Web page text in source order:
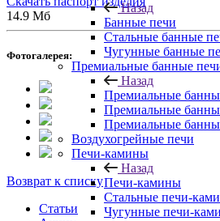
Назад
Банные печи
Стальные банные
Чугунные банные
Премиальные банные
Назад
Премиальные
Премиальные
Премиальные
Воздухогрейные печи
Печи-камины
Назад
Печи-камины
Стальные печи-
Чугунные печи-
14.9 Мб
Фотогалерея:
Возврат к списку
Статьи